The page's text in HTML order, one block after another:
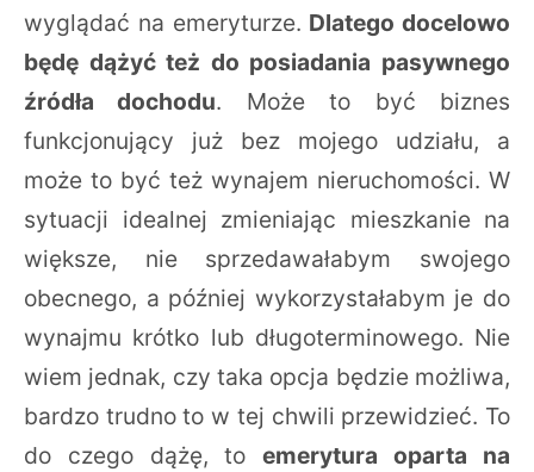
wyglądać na emeryturze. Dlatego docelowo
będę dążyć też do posiadania pasywnego
źródła dochodu. Może to być biznes
funkcjonujący już bez mojego udziału, a
może to być też wynajem nieruchomości. W
sytuacji idealnej zmieniając mieszkanie na
większe, nie sprzedawałabym swojego
obecnego, a później wykorzystałabym je do
wynajmu krótko lub długoterminowego. Nie
wiem jednak, czy taka opcja będzie możliwa,
bardzo trudno to w tej chwili przewidzieć. To
do czego dążę, toemerytura oparta na